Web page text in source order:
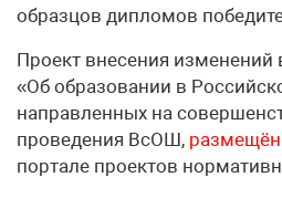
образцов дипломов
Проект внесения
«Об образовании в
направленных на
проведения ВсОШ, размещён
портале проектов